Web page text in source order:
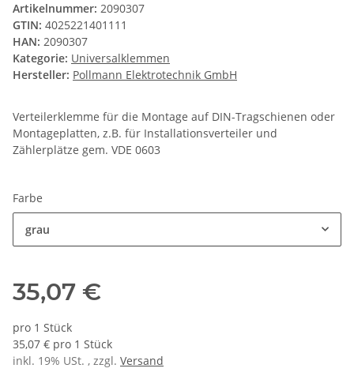
Artikelnummer: 2090307
GTIN: 4025221401111
HAN: 2090307
Kategorie: Universalklemmen
Hersteller: Pollmann Elektrotechnik GmbH
Verteilerklemme für die Montage auf DIN-Tragschienen oder
Montageplatten, z.B. für Installationsverteiler und
Zählerplätze gem. VDE 0603
Farbe
grau
35,07 €
pro 1 Stück
35,07 € pro 1 Stück
inkl. 19% USt. , zzgl. Versand